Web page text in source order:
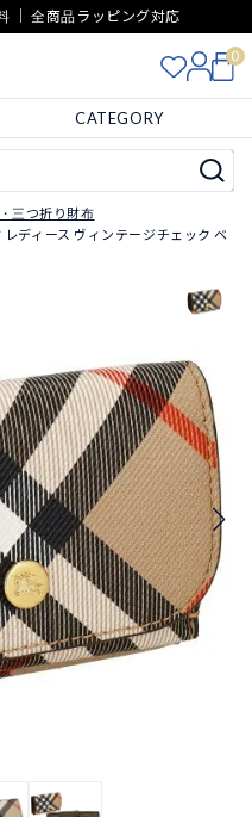
｜ 全商品ラッピング対応
0
CATEGORY
三つ折り財布
ディース ヴィンテージチェック ベ